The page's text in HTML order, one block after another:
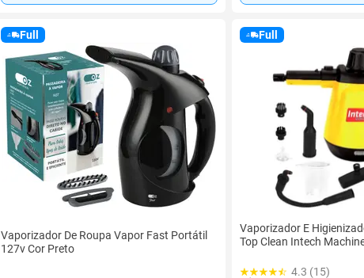
Full
Vaporizador De Roupa Vapor Fast Portátil
127v Cor Preto
Full
Vaporizador E
Top Clean Intech
4.3 (15)